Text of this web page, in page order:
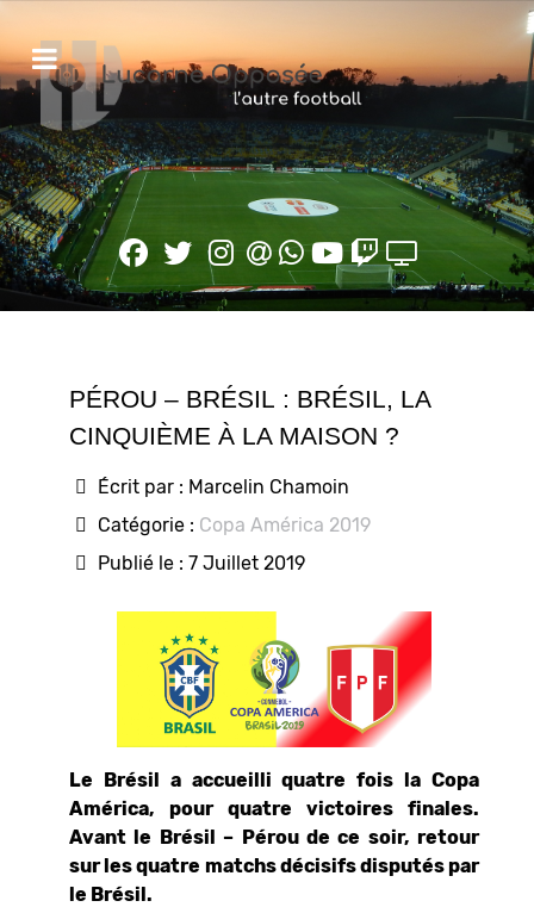
PÉROU – BRÉSIL : BRÉSIL, LA
CINQUIÈME À LA MAISON ?
Écrit par : Marcelin Chamoin
Catégorie : Copa América 2019
Publié le : 7 Juillet 2019
Le Brésil a accueilli quatre fois la Copa
América, pour quatre victoires finales.
Avant le Brésil – Pérou de ce soir, retour
sur les quatre matchs décisifs disputés par
le Brésil.